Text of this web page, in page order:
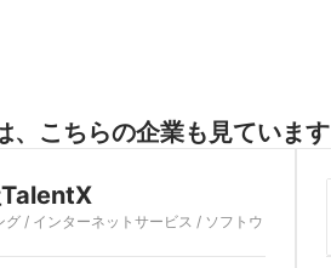
、こちらの企業も見ています
グ / インターネットサービス / ソフトウ